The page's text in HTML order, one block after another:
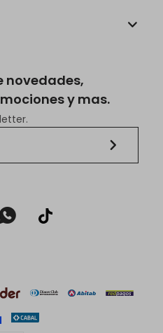
novedades,
y mas.